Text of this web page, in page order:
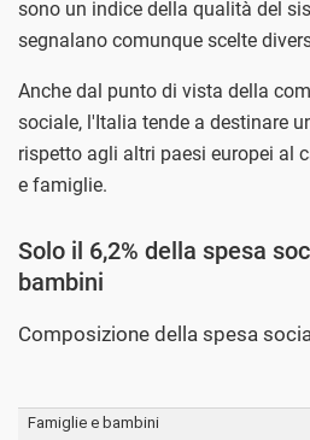
sono un indice della qualità del
segnalano comunque scelte
Anche dal punto di vista della
sociale, l'Italia tende a destinare
rispetto agli altri paesi europei al
e famiglie.
Solo il 6,2% della spesa
bambini
Composizione della spesa